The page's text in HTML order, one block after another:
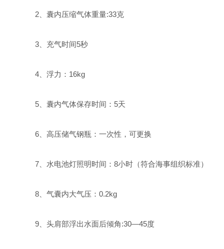
2、囊内压缩气体重量:33克
3、充气时间5秒
4、浮力：16kg
5、囊内气体保存时间：5天
6、高压储气钢瓶：一次性，可更换
7、水电池灯照明时间：8小时（符合海事组织标准）
8、气囊内大气压：0.2kg
9、头肩部浮出水面后倾角:30—45度